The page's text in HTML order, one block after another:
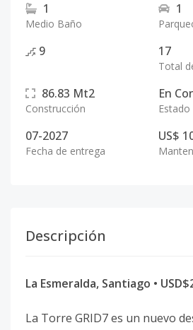
1
Medio Baño
1
9 17
Total
86.83 Mt2
Construcción
En
Estado
07-2027
Fecha de entrega
US$
Descripción
La Esmeralda, Santiago •
La Torre GRID7 es un nuevo